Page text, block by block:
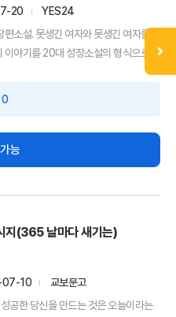
20
YES24
소설. 못생긴 여자와 못생긴 여자를
야기를 20대 성장소설의 형식으로 ...
0
능
지(365 날마다 새기는)
10
교보문고